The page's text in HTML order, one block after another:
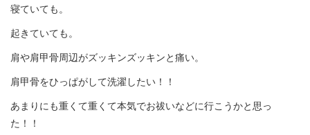
寝ていても。
起きていても。
肩や肩甲骨周辺がズッキンズッキンと痛い。
肩甲骨をひっぱがして洗濯したい！！
あまりにも重くて重くて本気でお祓いなどに行こうかと思っ
た！！